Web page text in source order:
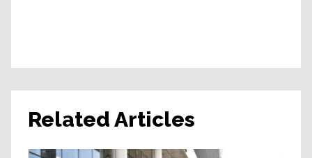
Related Articles